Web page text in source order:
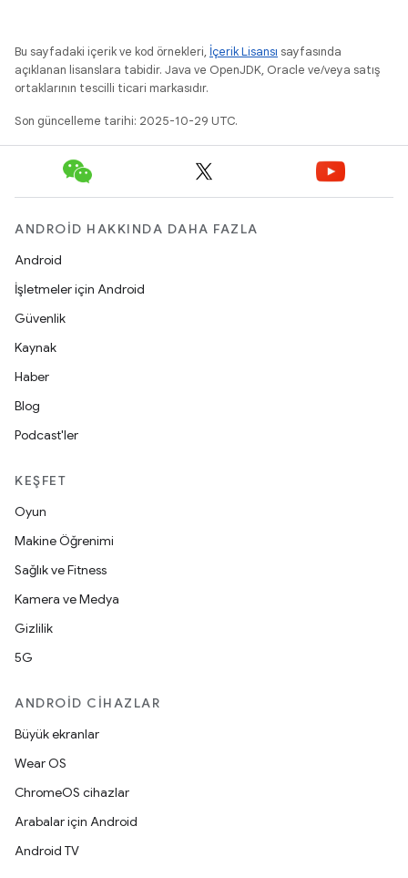
Bu sayfadaki içerik ve kod örnekleri, İçerik Lisansı sayfasında
açıklanan lisanslara tabidir. Java ve OpenJDK, Oracle ve/veya satış
ortaklarının tescilli ticari markasıdır.
Son güncelleme tarihi: 2025-10-29 UTC.
ANDROID HAKKINDA DAHA FAZLA
Android
İşletmeler için Android
Güvenlik
Kaynak
Haber
Blog
Podcast'ler
KEŞFET
Oyun
Makine Öğrenimi
Sağlık ve Fitness
Kamera ve Medya
Gizlilik
5G
ANDROID CIHAZLAR
Büyük ekranlar
Wear OS
ChromeOS cihazlar
Arabalar için Android
Android TV